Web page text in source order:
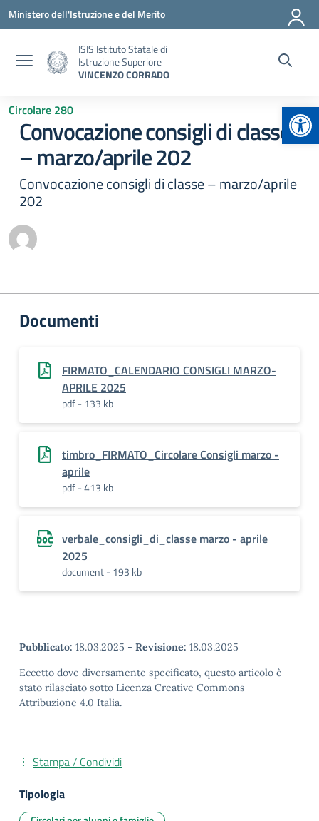
Vai ai contenuti
Vai al menu di navigazione
Vai al footer
Ministero dell'Istruzione e del Merito
ISIS Istituto Statale di
Istruzione Superiore
VINCENZO CORRADO
Circolare 280
Convocazione consigli di classe
– marzo/aprile 202
Convocazione consigli di classe – marzo/aprile
202
Documenti
FIRMATO_CALENDARIO CONSIGLI MARZO-
APRILE 2025
pdf - 133 kb
timbro_FIRMATO_Circolare Consigli marzo -
aprile
pdf - 413 kb
verbale_consigli_di_classe marzo - aprile
2025
document - 193 kb
Pubblicato: 18.03.2025 - Revisione: 18.03.2025
Eccetto dove diversamente specificato, questo articolo è
stato rilasciato sotto Licenza Creative Commons
Attribuzione 4.0 Italia.
Stampa / Condividi
Tipologia